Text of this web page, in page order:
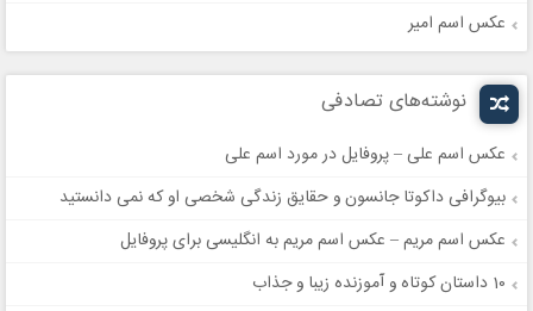
عکس اسم امیر
نوشته‌های تصادفی
عکس اسم علی – پروفایل در مورد اسم علی
بیوگرافی داکوتا جانسون و حقایق زندگی شخصی او که نمی دانستید
عکس اسم مریم – عکس اسم مریم به انگلیسی برای پروفایل
10 داستان کوتاه و آموزنده زیبا و جذاب